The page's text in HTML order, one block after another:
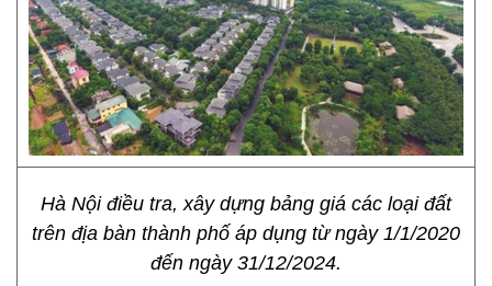
Hà Nội điều tra, xây dựng bảng giá các loại đất
trên địa bàn thành phố áp dụng từ ngày 1/1/2020
đến ngày 31/12/2024.